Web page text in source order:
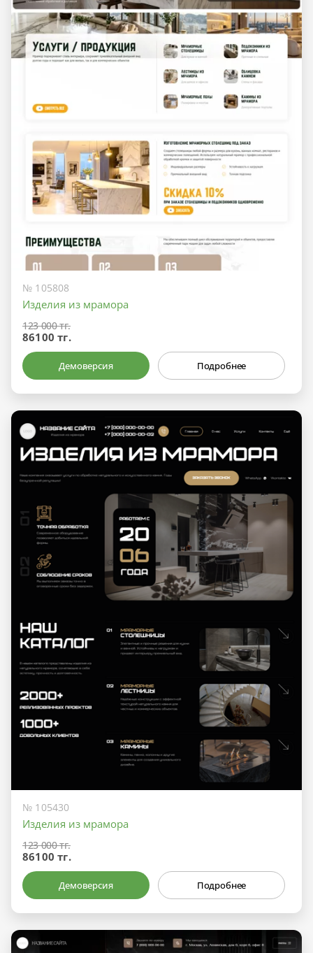
№ 105808
Изделия из мрамора
123 000 тг.
86100 тг.
Демоверсия Подробнее
№ 105430
Изделия из мрамора
123 000 тг.
86100 тг.
Демоверсия Подробнее